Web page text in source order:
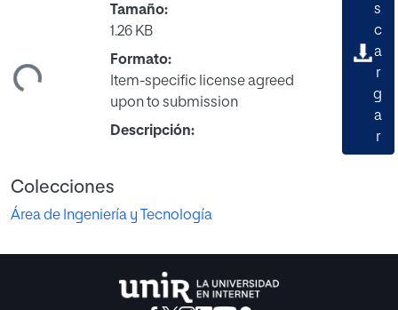
Tamaño:
1.26 KB
Formato:
Item-specific license agreed
upon to submission
Descripción:
s
c
a
r
g
a
r
Colecciones
Área de Ingeniería y Tecnología